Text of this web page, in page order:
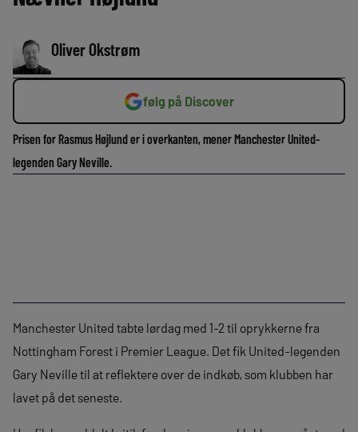
Oliver Okstrøm
følg på Discover
Prisen for Rasmus Højlund er i overkanten, mener Manchester United-
legenden Gary Neville.
Manchester United tabte lørdag med 1-2 til oprykkerne fra
Nottingham Forest i Premier League. Det fik United-legenden
Gary Neville til at reflektere over de indkøb, som klubben har
lavet på det seneste.